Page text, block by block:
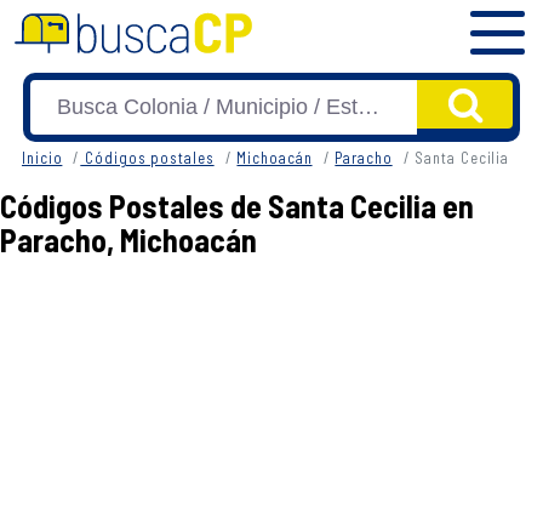
Inicio Códigos postales Michoacán Paracho Santa Cecilia
Códigos Postales de Santa Cecilia en
Paracho, Michoacán